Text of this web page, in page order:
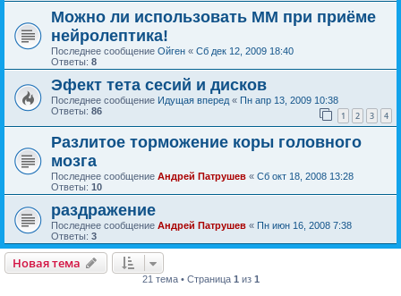
Можно ли использовать ММ при приёме
нейролептика!
Последнее сообщение Ойген « Сб дек 12, 2009 18:40
Ответы: 8
Эфект тета сесий и дисков
Последнее сообщение Идущая вперед « Пн апр 13, 2009 10:38
Ответы: 86 1 2 3 4
Разлитое торможение коры головного
мозга
Последнее сообщение Андрей Патрушев « Сб окт 18, 2008 13:28
Ответы: 10
раздражение
Последнее сообщение Андрей Патрушев « Пн июн 16, 2008 7:38
Ответы: 3
Новая тема
21 тема • Страница 1 из 1